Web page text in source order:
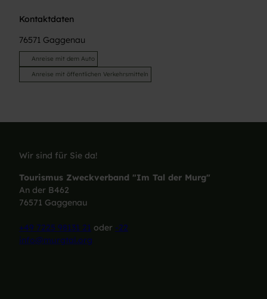
Kontaktdaten
76571 Gaggenau
Anreise mit dem Auto
Anreise mit öffentlichen Verkehrsmitteln
Wir sind für Sie da!
Tourismus Zweckverband "Im Tal der Murg"
An der B462
76571 Gaggenau
+49 7225 98131 21 oder -22
info@murgtal.org